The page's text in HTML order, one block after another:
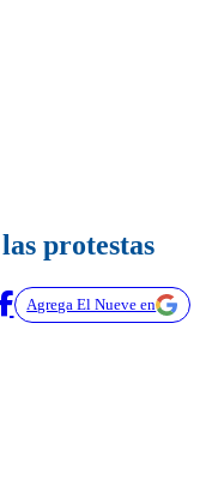
protestas
Agrega El Nueve en